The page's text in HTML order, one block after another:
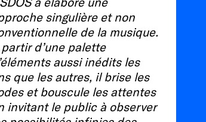
singulière et non
de la musique.
d’une palette
aussi inédits les
que les autres, il brise les
et bouscule les attentes
invitant le public à observer